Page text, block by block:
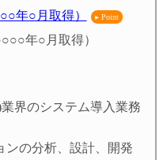
年○月取得）
年○月取得）
界のシステム導入業務
ンの分析、設計、開発